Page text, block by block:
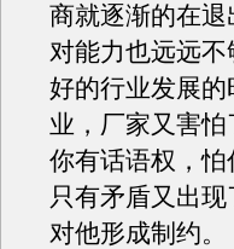
商就逐渐的在
对能力也远远
好的行业发展
业，厂家又害
你有话语权，
只有矛盾又出
对他形成制约。